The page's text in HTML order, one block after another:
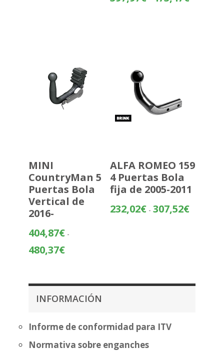
MINI
CountryMan 5
Puertas Bola
Vertical de
2016-
404,87€ -
480,37€Rango
desde
hasta
ALFA ROMEO 159
4 Puertas Bola
fija de 2005-2011
232,02€ - 307,52€Rango
INFORMACIÓN
Informe de conformidad para ITV
Normativa sobre enganches